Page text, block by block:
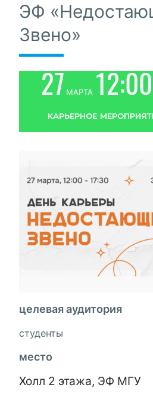
ЭФ
Звено»
27марта 12:00
карьерное
целевая аудитория
студенты
место
Холл 2 этажа, ЭФ МГУ